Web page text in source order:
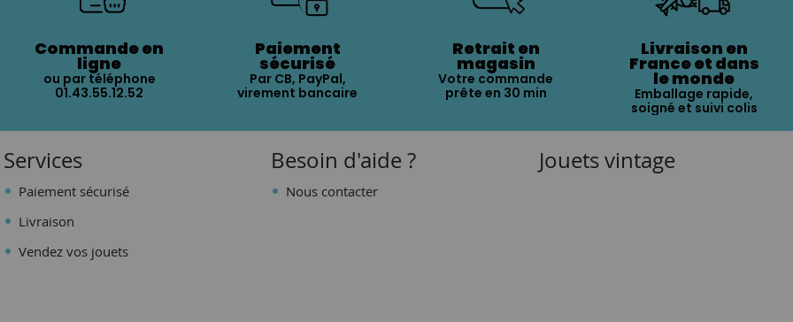
Commande en
ligne
ou par téléphone
01.43.55.12.52
Paiement
sécurisé
Par CB, PayPal,
virement bancaire
Retrait en
magasin
Votre commande
prête en 30 min
Livraison en
France et dans
le monde
Emballage rapide,
soigné et suivi colis
Services
Paiement sécurisé
Livraison
Vendez vos jouets
Besoin d'aide ?
Nous contacter
Jouets vintage